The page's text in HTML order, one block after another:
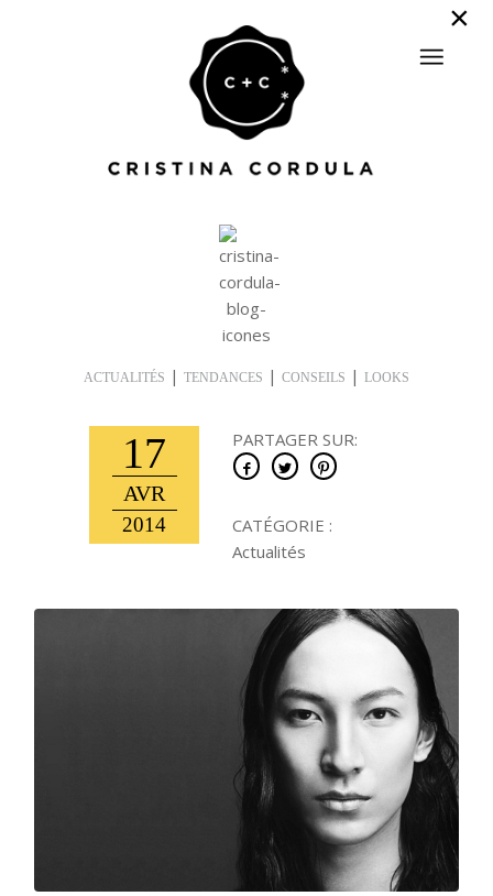
ACTUALITÉS | TENDANCES | CONSEILS | LOOKS
17
AVR
2014
PARTAGER SUR:
CATÉGORIE :
Actualités